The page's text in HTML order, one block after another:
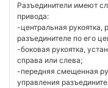
Разъединители имеют
привода:
-центральная рукоятка,
разъединителе по его
-боковая рукоятка,
справа или слева;
-передняя смещенная
управления